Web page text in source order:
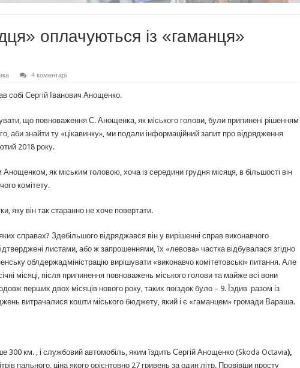
оплачуються із «гаманця»
4 коментарі
собі Сергій Іванович Анощенко.
що повноваження С. Анощенка, як міського голови, були припинені рішенням
аби знайти ту «цікавинку», ми подали інформаційний запит про відрядження
2018 року.
як міським головою, хоча із середини грудня місяця, в більшості він
комітету.
яку він так старанно не хоче повертати.
справах? Здебільшого відряджався він у вирішенні справ виконавчого
листами, або ж запрошеннями, їх «левова» частка відбувалася згідно
облдержадміністрацію вирішувати «виконавчо комітетовські» питання. Але
місяці, після припинення повноважень міського голови та майже всі вони
перших двох місяців нового року, таких поїздок було – 9. Їздив разом із
витрачалися кошти міського бюджету, який і є «гаманцем» громади Вараша.
300 км. , і службовий автомобіль, яким їздить Сергій Анощенко (Skoda Octavia),
пального, ціна якого орієнтовно 27 гривень за один літр. Провівши просту